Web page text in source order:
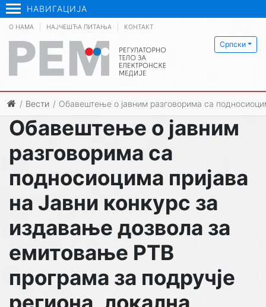
НАВИГАЦИЈА
Српски
О НАМА НАЈЧЕШЋА ПИТАЊА КОНТАКТ
Вести Обавештење о јавним разговорима са
Обавештење о јавним
разговорима са
подносиоцима пријава
на Јавни конкурс за
издавање дозвола за
емитовање РТВ
програма за подручје